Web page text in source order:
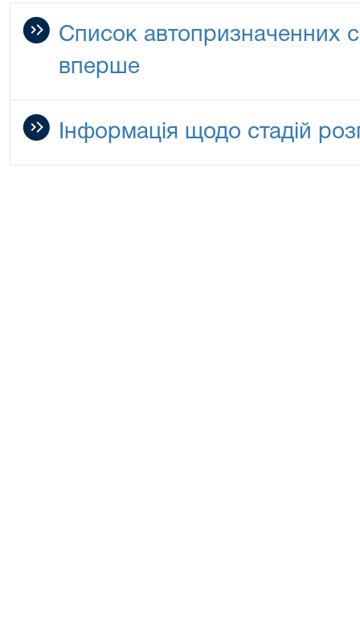
Список автопризначенних
вперше
Інформація щодо стадій